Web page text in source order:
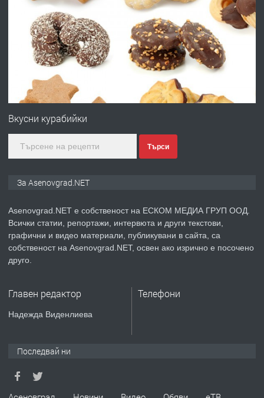
Професионална зеленчукорезачка
за заведения и дома
преди 1 година
ПРЕДЛАГА Дава под наем Асеновград
преди 2 години
ПРЕДЛАГА ремонт на покриви
Висококачествени Целофанови
Вкусни курабийки
Търси
За Asenovgrad.NET
Asenovgrad.NET е собственост на ЕСКОМ МЕДИА ГРУП ООД.
Всички статии, репортажи, интервюта и други текстови,
графични и видео материали, публикувани в сайта, са
собственост на Asenovgrad.NET, освен ако изрично е посочено
друго.
Главен редактор
Надежда Виденлиева
Телефони
Последвай ни